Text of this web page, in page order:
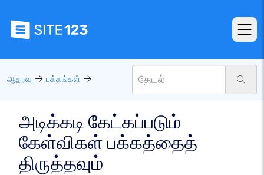
ஆதரவு பக்கங்கள்
அடிக்கடி கேட்கப்படும்
கேள்விகள் பக்கத்தைத்
திருத்தவும்